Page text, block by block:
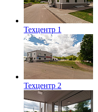
Техцентр 1
Техцентр 2